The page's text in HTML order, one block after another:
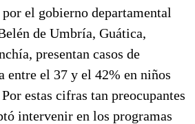
el gobierno departamental
de Umbría, Guática,
presentan casos de
entre el 37 y el 42% en niños
estas cifras tan preocupantes
intervenir en los programas